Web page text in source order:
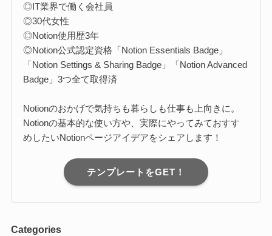
◎IT業界で働く会社員
◎30代女性
◎Notion使用歴3年
◎Notion公式認定資格「Notion Essentials Badge」
「Notion Settings & Sharing Badge」「Notion Advanced
Badge」3つ全て取得済
Notionのおかげで気持ちも暮らしも仕事も上向きに。
Notionの基本的な使い方や、実際にやってみておすす
めしたいNotionページアイデアをシェアします！
テンプレートをGET！
Categories